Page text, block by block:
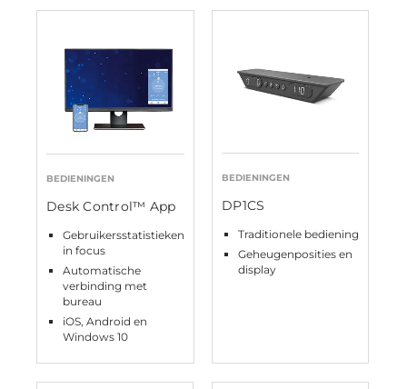
BEDIENINGEN
Desk Control™ App
Gebruikersstatistieken
in focus
Automatische
verbinding met
bureau
iOS, Android en
Windows 10
BEDIENINGEN
DP1CS
Traditionele bediening
Geheugenposities en
display